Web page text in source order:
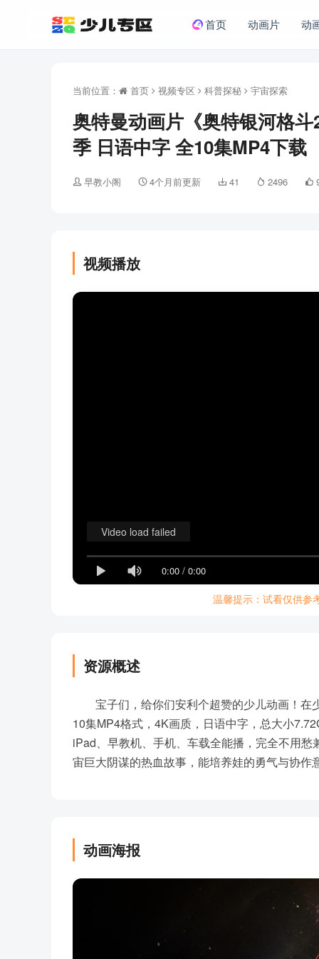
首页 动画片 动
当前位置： 首页 视频专区 科普探秘 宇宙探索
奥特曼动画片《奥特银河格
季 日语中字 全10集MP4下载
早教小阁 4个月前更新 41 2496
视频播放
0:00 / 0:00
Video load failed
温馨提示：试看仅供参
资源概述
宝子们，给你们安利个超赞的少儿动画！
10集MP4格式，4K画质，日语中字，总大小
iPad、早教机、手机、车载全能播，完全不用
宙巨大阴谋的热血故事，能培养娃的勇气与协
动画海报